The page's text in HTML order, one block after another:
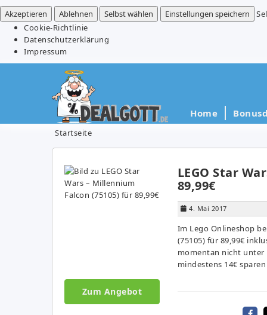
Akzeptieren
Ablehnen Selbst wählen Einstellungen speichern
Cookie-Richtlinie
Datenschutzerklärung
Impressum
Home
Startseite
LEGO Star
89,99€
4. Mai 2017
Im Lego Onlineshop
(75105) für 89,99€
momentan nicht unter
mindestens 14€
Zum Angebot